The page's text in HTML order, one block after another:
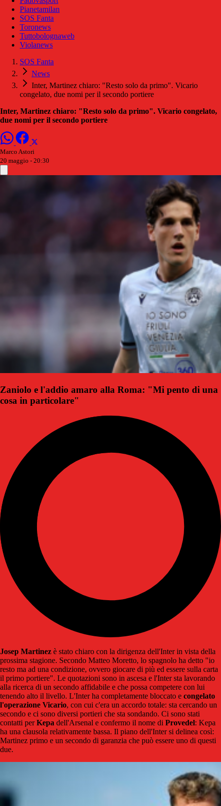
Pianetamilan
SOS Fanta
Toronews
Tuttobolognaweb
Violanews
SOS Fanta
News
Inter, Martinez chiaro: "Resto solo da primo". Vicario
congelato, due nomi per il secondo portiere
Inter, Martinez chiaro: "Resto solo da primo". Vicario congelato,
due nomi per il secondo portiere
Marco Astori
20 maggio - 20:30
Zaniolo e l'addio amaro alla Roma: "Mi pento di una
cosa in particolare"
Josep Martinez è stato chiaro con la dirigenza dell'Inter in vista della
prossima stagione. Secondo Matteo Moretto, lo spagnolo ha detto "io
resto ma ad una condizione, ovvero giocare di più ed essere sulla carta
il primo portiere". Le quotazioni sono in ascesa e l'Inter sta lavorando
alla ricerca di un secondo affidabile e che possa competere con lui
tenendo alto il livello. L'Inter ha completamente bloccato e congelato
l'operazione Vicario, con cui c'era un accordo totale: sta cercando un
secondo e ci sono diversi portieri che sta sondando. Ci sono stati
contatti perKepa dell'Arsenal e confermo il nome di Provedel: Kepa
ha una clausola relativamente bassa. Il piano dell'Inter si delinea così:
Martinez primo e un secondo di garanzia che può essere uno di questi
due.